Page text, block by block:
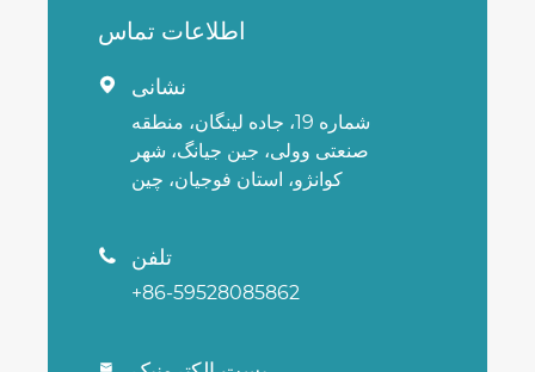
اطلاعات تماس
 نشانی
شماره 19، جاده لینگان، منطقه
صنعتی وولی، جین جیانگ، شهر
کوانژو، استان فوجیان، چین
 تلفن
+86-59528085862
